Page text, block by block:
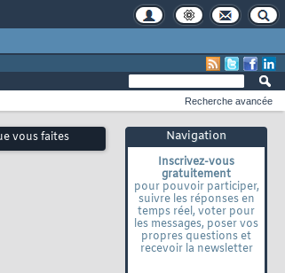
Navigation
Inscrivez-vous
gratuitement
pour pouvoir participer,
suivre les réponses en
temps réel, voter pour
les messages, poser vos
propres questions et
recevoir la newsletter
Recherche avancée
vous faites